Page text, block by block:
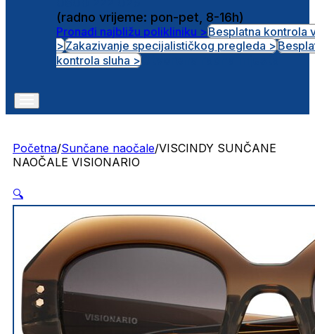
(radno vrijeme: pon-pet, 8-16h)
Pronađi najbližu polikliniku >Besplatna kontrola
>Zakazivanje specijalističkog pregleda >
kontrola sluha >
Početna/Sunčane naočale/VISCINDY SUNČANE
NAOČALE VISIONARIO
🔍